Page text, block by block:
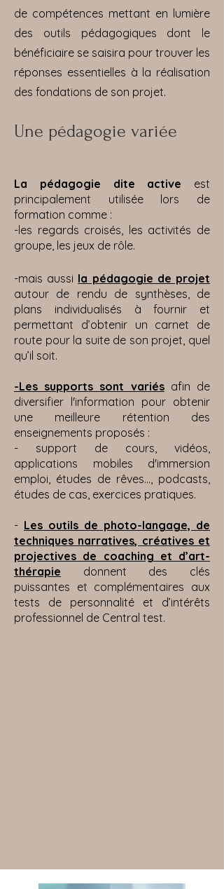
de compétences mettant en lumière
des outils pédagogiques dont le
bénéficiaire se saisira pour trouver les
réponses essentielles à la réalisation
des fondations de son projet.
Une pédagogie variée
La pédagogie dite active est
principalement utilisée lors de
formation comme :
-les regards croisés, les activités de
groupe, les jeux de rôle.
-mais aussi la pédagogie de projet
autour de rendu de synthèses, de
plans individualisés à fournir et
permettant d’obtenir un carnet de
route pour la suite de son projet, quel
qu’il soit.
-Les supports sont variésafin de
diversifier l'information pour obtenir
une meilleure rétention des
enseignements proposés :
- support de cours, vidéos,
applications mobiles d'immersion
emploi, études de rêves..., podcasts,
études de cas, exercices pratiques.
- Les outils de photo-langage, de
techniques narratives, créatives et
projectives de coaching et d’art-
thérapie donnent des clés
puissantes et complémentaires aux
tests de personnalité et d’intérêts
professionnel de Central test.